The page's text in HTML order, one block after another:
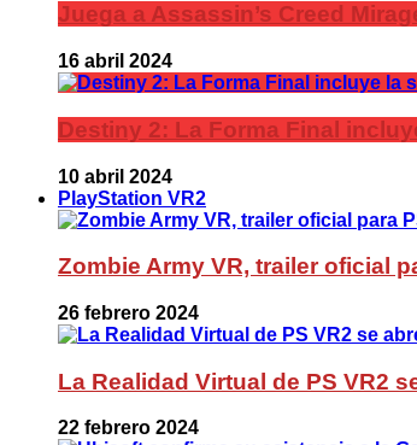
Juega a Assassin’s Creed
16 abril 2024
Destiny 2: La Forma Final
10 abril 2024
PlayStation VR2
Zombie Army VR, trailer oficial
26 febrero 2024
La Realidad Virtual de PS VR2
22 febrero 2024